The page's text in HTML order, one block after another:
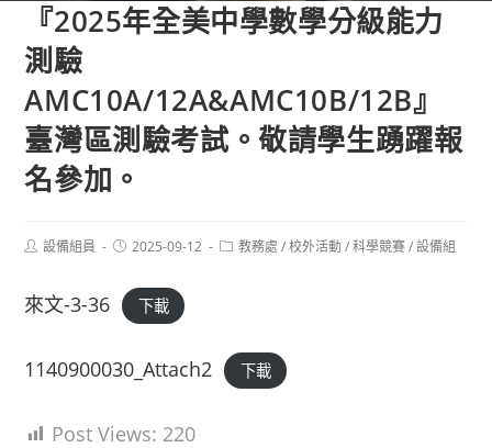
『2025年全美中學數學分級能力
測驗
AMC10A/12A&AMC10B/12B』
臺灣區測驗考試。敬請學生踴躍報
名參加。
Post設備組員
Post2025-09-12
Post教務處 / 校外活動 / 科學競賽 / 設備組
來文-3-36 下載
1140900030_Attach2 下載
Post Views: 220